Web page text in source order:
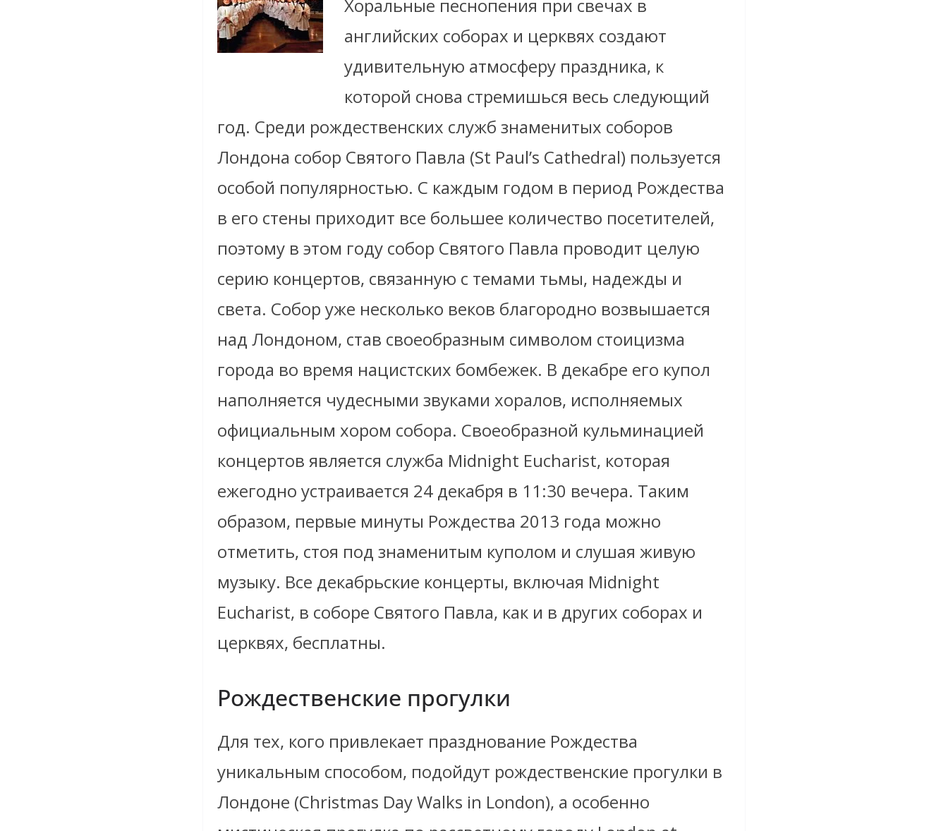
Хоральные песнопения при свечах в
английских соборах и церквях создают
удивительную атмосферу праздника, к
которой снова стремишься весь следующий
год. Среди рождественских служб знаменитых соборов
Лондона собор Святого Павла (St Paul’s Cathedral) пользуется
особой популярностью. С каждым годом в период Рождества
в его стены приходит все большее количество посетителей,
поэтому в этом году собор Святого Павла проводит целую
серию концертов, связанную с темами тьмы, надежды и
света. Собор уже несколько веков благородно возвышается
над Лондоном, став своеобразным символом стоицизма
города во время нацистских бомбежек. В декабре его купол
наполняется чудесными звуками хоралов, исполняемых
официальным хором собора. Своеобразной кульминацией
концертов является служба Midnight Eucharist, которая
ежегодно устраивается 24 декабря в 11:30 вечера. Таким
образом, первые минуты Рождества 2013 года можно
отметить, стоя под знаменитым куполом и слушая живую
музыку. Все декабрьские концерты, включая Midnight
Eucharist, в соборе Святого Павла, как и в других соборах и
церквях, бесплатны.
Рождественские прогулки
Для тех, кого привлекает празднование Рождества
уникальным способом, подойдут рождественские прогулки в
Лондоне (Christmas Day Walks in London), а особенно